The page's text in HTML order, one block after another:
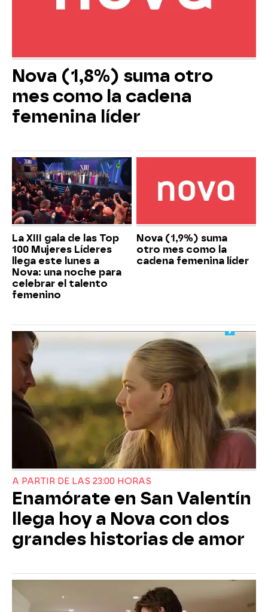
Nova (1,8%) suma otro
mes como la cadena
femenina líder
La XIII gala de las Top
100 Mujeres Líderes
llega este lunes a
Nova: una noche para
celebrar el talento
femenino
Nova (1,9%) suma
otro mes como la
cadena femenina líder
A PARTIR DE LAS 23:00 HORAS
Enamórate en San Valentín
llega hoy a Nova con dos
grandes historias de amor